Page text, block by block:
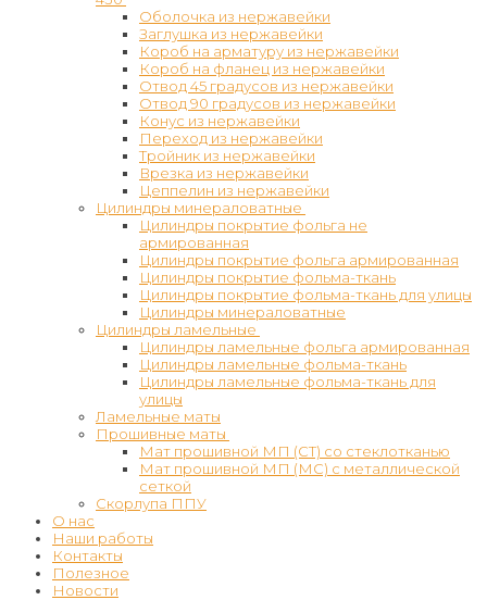
Оболочка из нержавейки
Заглушка из нержавейки
Короб на арматуру из нержавейки
Короб на фланец из нержавейки
Отвод 45 градусов из нержавейки
Отвод 90 градусов из нержавейки
Конус из нержавейки
Переход из нержавейки
Тройник из нержавейки
Врезка из нержавейки
Цеппелин из нержавейки
Цилиндры минераловатные
Цилиндры покрытие фольга не
армированная
Цилиндры покрытие фольга армированная
Цилиндры покрытие фольма-ткань
Цилиндры покрытие фольма-ткань для улицы
Цилиндры минераловатные
Цилиндры ламельные
Цилиндры ламельные фольга армированная
Цилиндры ламельные фольма-ткань
Цилиндры ламельные фольма-ткань для
улицы
Ламельные маты
Прошивные маты
Мат прошивной МП (СТ) со стеклотканью
Мат прошивной МП (МС) с металлической
сеткой
Скорлупа ППУ
О нас
Наши работы
Контакты
Полезное
Новости